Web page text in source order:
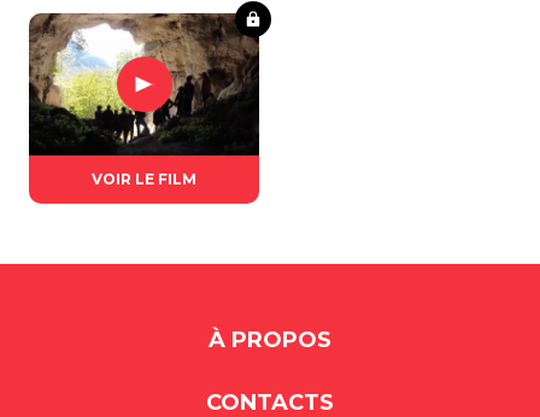
VOIR LE FILM
À PROPOS
CONTACTS